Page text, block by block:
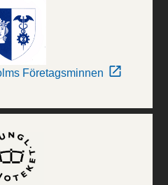
Företagsminnen